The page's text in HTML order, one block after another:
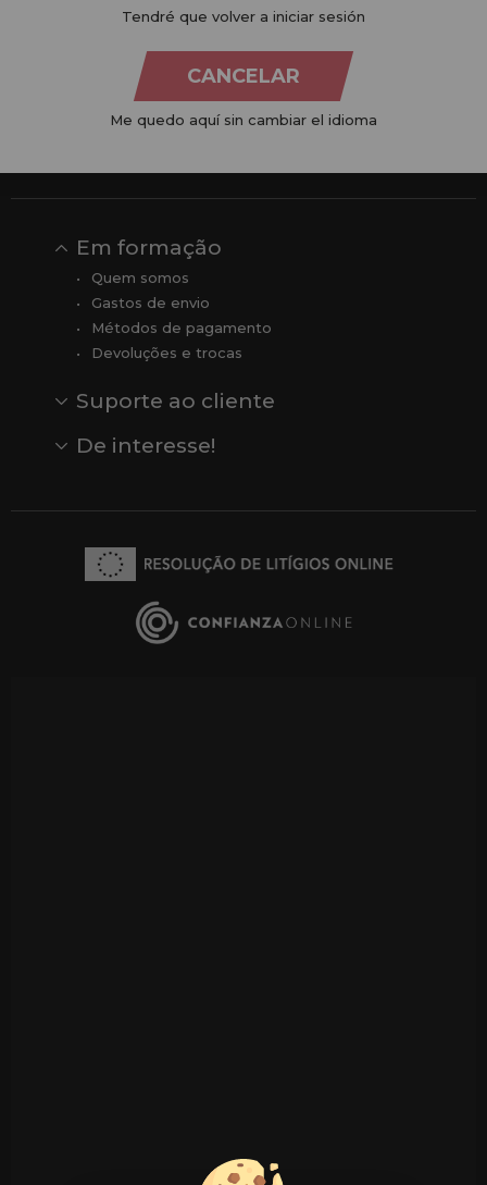
Atendimento ao cliente
De segunda a quinta-feira, das 09:00 às 14:00.
Sexta-feira, das 08:00 às 13:00.
Em formação
Quem somos
Gastos de envio
Métodos de pagamento
Devoluções e trocas
Suporte ao cliente
Comentários
Comentários do Google
De interesse!
Tendré que volver a iniciar sesión
CANCELAR
Me quedo aquí sin cambiar el idioma